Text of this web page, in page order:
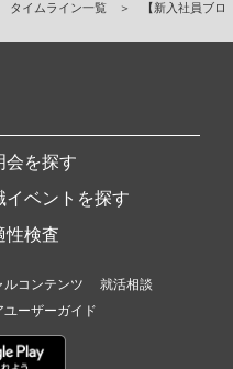
タイムライン一覧 ＞
【新入社員ブロ
会を探す
イベントを探す
性検査
ルコンテンツ
就活相談
ーザーガイド